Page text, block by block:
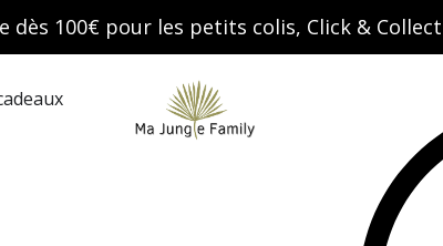
dès 100€ pour les petits colis, Click &